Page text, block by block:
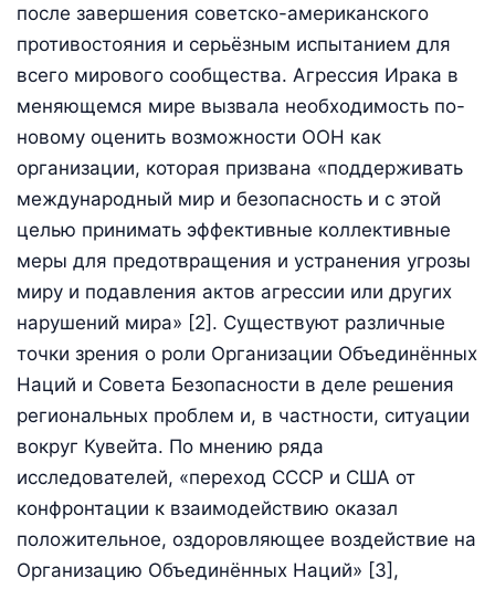
после завершения советско-американского
противостояния и серьёзным испытанием для
всего мирового сообщества. Агрессия Ирака в
меняющемся мире вызвала необходимость по-
новому оценить возможности ООН как
организации, которая призвана «поддерживать
международный мир и безопасность и с этой
целью принимать эффективные коллективные
меры для предотвращения и устранения угрозы
миру и подавления актов агрессии или других
нарушений мира» [2]. Существуют различные
точки зрения о роли Организации Объединённых
Наций и Совета Безопасности в деле решения
региональных проблем и, в частности, ситуации
вокруг Кувейта. По мнению ряда
исследователей, «переход СССР и США от
конфронтации к взаимодействию оказал
положительное, оздоровляющее воздействие на
Организацию Объединённых Наций» [3],